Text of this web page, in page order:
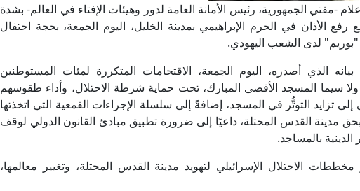
-مفتي الجمهورية، رئيس الأمانة العامة لدور وهيئات الإفتاء في العالم- بشدة
رفع الأذان في الحرم الإبراهيمي بمدينة الخليل، اليوم الجمعة، بحجة احتفال
لدى الشعب اليهودي.
الذي أصدره، اليوم الجمعة، الاقتحامات المتكررة لمئات المستوطنين
ولا سيما المسجد الأقصى المبارك، تحت حماية شرطة الاحتلال، وأداء طقوسهم
إلى تزايد التوتُّر في المسجد، إضافةً إلى سلسلة الإجراءات القمعية التي اتخذتها
مدينة القدس المحتلة، داعيًا إلى ضرورة تطبيق مبادئ القانون الدولي لوقف
بالمساجد.
الاحتلال الإسرائيلي لتهويد مدينة القدس المحتلة، وتغيير معالمها،